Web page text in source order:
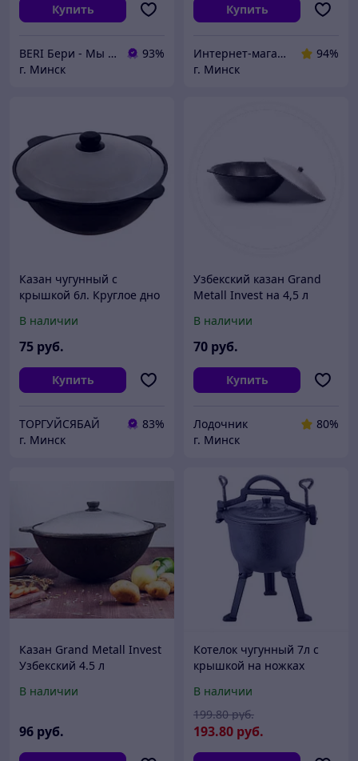
Купить
BERI Бери - Мы ненавидим демпинг, но нас вынуждают конкуренты
93%
г. Минск
Купить
Интернет-магазин "bymed.by"
94%
г. Минск
Казан чугунный с
крышкой 6л. Круглое дно
В наличии
75 руб.
Купить
ТОРГУЙСЯБАЙ
83%
г. Минск
Узбекский казан Grand
Metall Invest на 4,5 л
В наличии
70 руб.
Купить
Лодочник
80%
г. Минск
Казан Grand Metall Invest
Узбекский 4.5 л
В наличии
96 руб.
Котелок чугунный 7л с
крышкой на ножках
В наличии
193.80 руб.
199.80 руб.